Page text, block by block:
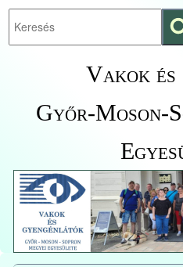
Ugrás a fő
KezdőlapraVakok
Győr-Moson-